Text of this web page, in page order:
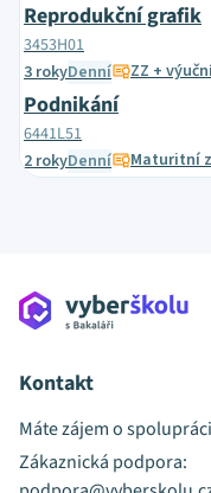
Reprodukční grafik
3453H01
3 rokyDenní ZZ +
Podnikání
6441L51
2 rokyDenní Maturitní
Kontakt
Máte zájem o
Zákaznická podpora: